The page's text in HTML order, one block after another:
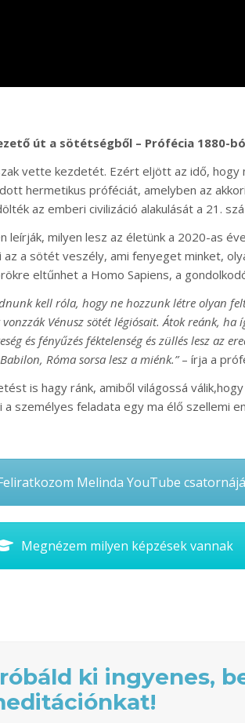
út a sötétségből – Prófécia 1880-
vette kezdetét. Ezért eljött az idő, hogy
hermetikus próféciát, amelyben az
az emberi civilizáció alakulását a 21.
leírják, milyen lesz az életünk a 2020-as
az a sötét veszély, ami fenyeget minket,
eltűnhet a Homo Sapiens, a
kell róla, hogy ne hozzunk létre olyan
vonzzák Vénusz sötét légiósait. Átok reánk, ha
és fényűzés féktelenség és züllés lesz az
Róma sorsa lesz a miénk.”– írja a
is hagy ránk, amiből világossá
a személyes feladata egy ma élő szellemi
Melinda YouTube
Megnézem milyen képzések vannak
ki ingyenes,